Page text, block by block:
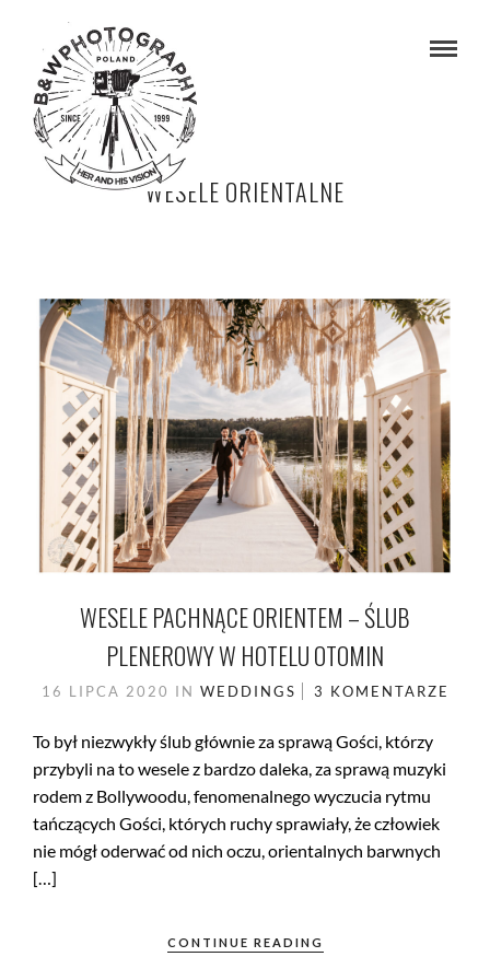
WESELE ORIENTALNE
WESELE PACHNĄCE ORIENTEM – ŚLUB
PLENEROWY W HOTELU OTOMIN
16 LIPCA 2020 IN WEDDINGS 3 KOMENTARZE
To był niezwykły ślub głównie za sprawą Gości, którzy
przybyli na to wesele z bardzo daleka, za sprawą muzyki
rodem z Bollywoodu, fenomenalnego wyczucia rytmu
tańczących Gości, których ruchy sprawiały, że człowiek
nie mógł oderwać od nich oczu, orientalnych barwnych
[…]
CONTINUE READING